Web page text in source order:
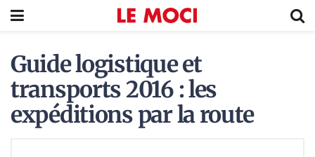
Guide logistique et
transports 2016 : les
expéditions par la route